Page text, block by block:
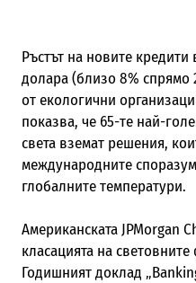
Ръстът на новите
долара (близо 8% спрямо
от екологични
показва, че 65-те най-
света вземат решения,
международните
глобалните температури.
Американската JPMorgan
класацията на
Годишният доклад